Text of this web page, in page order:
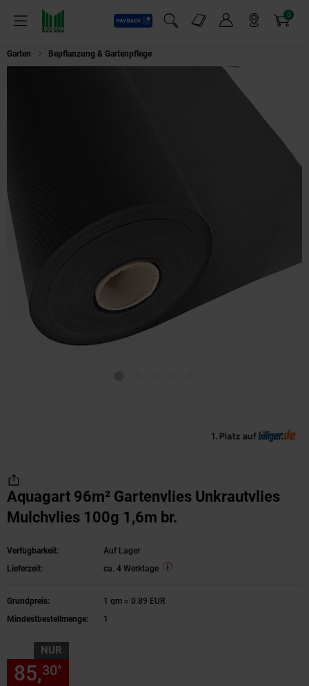
Menü
Payback
Suchfeld einblenden
Markt-Angebote 0
Artikel
Garten Bepflanzung & Gartenpflege
Aquagart 96m² Gartenvlies Unkrautvlies
Mulchvlies 100g 1,6m br.
Verfügbarkeit:
Auf Lager
Lieferzeit:
ca. 4 Werktage
Grundpreis:
1 qm = 0.89 EUR
Mindestbestellmenge:
1
NUR
85,30*